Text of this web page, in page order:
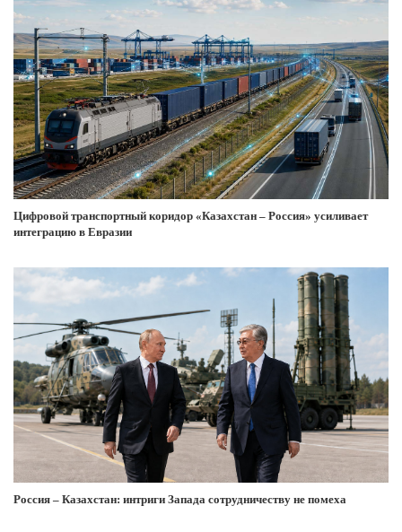
Цифровой транспортный коридор «Казахстан – Россия» усиливает
интеграцию в Евразии
Россия – Казахстан: интриги Запада сотрудничеству не помеха